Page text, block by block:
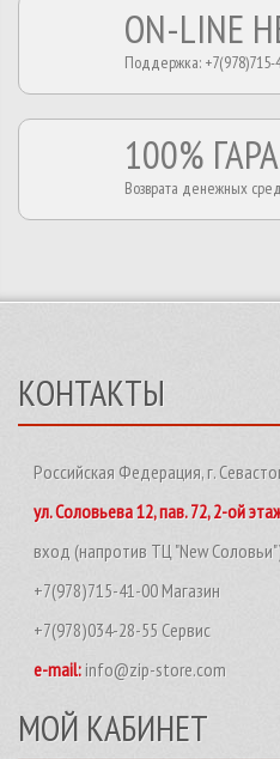
ON-LINE
Поддержка: +7(978)715-
100%
Возврата денежных
КОНТАКТЫ
Российская Федерация, г.
ул. Соловьева 12, пав. 72, 2-ой
вход (напротив ТЦ "New
+7(978)715-41-00 Магазин
+7(978)034-28-55 Сервис
e-mail: info@zip-store.com
МОЙ КАБИНЕТ